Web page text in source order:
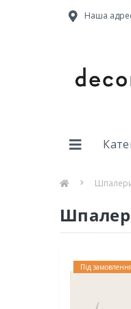
Наша
Під замовлення